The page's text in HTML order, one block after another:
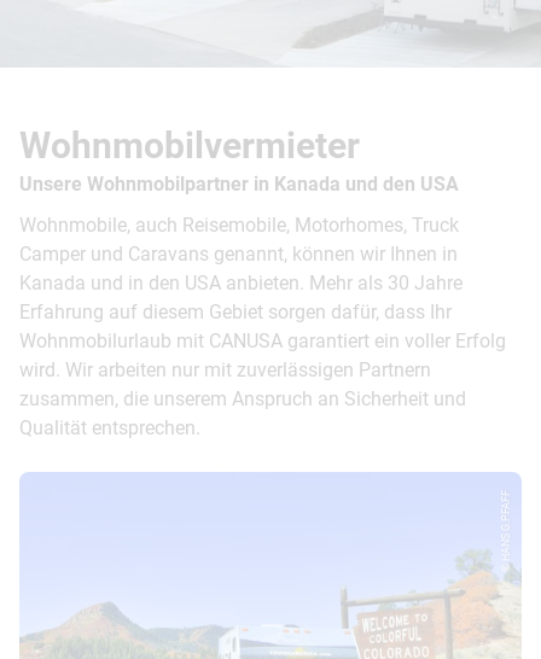
Wohnmobilvermieter
Unsere Wohnmobilpartner in Kanada und den USA
Wohnmobile, auch Reisemobile, Motorhomes, Truck
Camper und Caravans genannt, können wir Ihnen in
Kanada und in den USA anbieten. Mehr als 30 Jahre
Erfahrung auf diesem Gebiet sorgen dafür, dass Ihr
Wohnmobilurlaub mit CANUSA garantiert ein voller Erfolg
wird. Wir arbeiten nur mit zuverlässigen Partnern
zusammen, die unserem Anspruch an Sicherheit und
Qualität entsprechen.
© HANS G.PFAFF